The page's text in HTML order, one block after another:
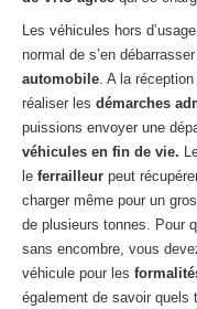
Les véhicules hors
normal de s’en
automobile. A la
réaliser les démarches
puissions envoyer une
véhicules en fin de vie.
le ferrailleur peut
charger même pour un
de plusieurs tonnes. Pour
sans encombre, vous
véhicule pour les
également de savoir quels